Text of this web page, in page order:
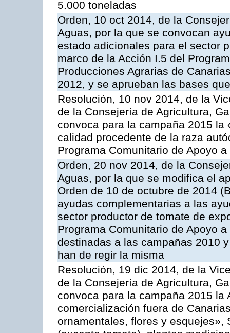
5.000 toneladas
Orden, 10 oct 2014, de la
Aguas, por la que se convocan
estado adicionales para el sector
marco de la Acción I.5 del
Producciones Agrarias de
2012, y se aprueban las bases
Resolución, 10 nov 2014, de la
de la Consejería de Agricultura,
convoca para la campaña 2015
calidad procedente de la raza
Programa Comunitario de Apoyo
Orden, 20 nov 2014, de la
Aguas, por la que se modifica el
Orden de 10 de octubre de 2014
ayudas complementarias a las
sector productor de tomate de
Programa Comunitario de Apoyo
destinadas a las campañas 2010
han de regir la misma
Resolución, 19 dic 2014, de la
de la Consejería de Agricultura,
convoca para la campaña 2015 la
comercialización fuera de
ornamentales, flores y esquejes»,